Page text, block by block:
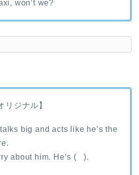
won’t we?
リジナル】
big and acts like he’s the
about him. He’s ( ).